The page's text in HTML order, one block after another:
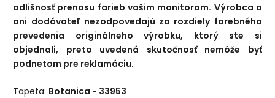
odlišnosť prenosu farieb vašim monitorom. Výrobca a
ani dodávateľ nezodpovedajú za rozdiely farebného
prevedenia originálneho výrobku, ktorý ste si
objednali, preto uvedená skutočnosť nemôže byť
podnetom pre reklamáciu.
Tapeta: Botanica - 33953